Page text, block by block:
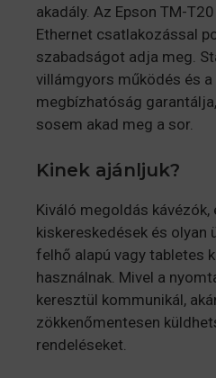
akadály. Az Epson TM-
Ethernet csatlakozással
szabadságot adja meg.
villámgyors működés és
megbízhatóság
sosem akad meg a sor.
Kinek ajánljuk?
Kiváló megoldás
kiskereskedések és olyan
felhő alapú vagy tabletes
használnak. Mivel a
keresztül kommunikál,
zökkenőmentesen
rendeléseket.